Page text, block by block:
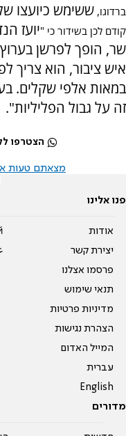
ברדוגו, ששימש כיועצו
קודם לכן בשידור כי "יועז
איש ציבור, הוא צריך
במאות אלפי שקלים.
זה על גבול הפליליות".
הצטרפו
מצאתם טעות
פנו אלינו
אודות
יצירת קשר
פרסמו אצלנו
תנאי שימוש
מדיניות פרטיות
הצהרת נגישות
המייל האדום
עברית
English
מדורים